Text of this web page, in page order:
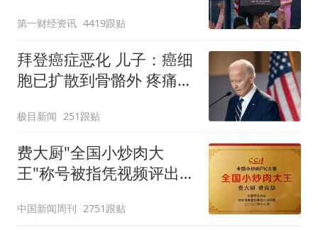
第一财经资讯 4419跟贴
拜登癌症恶化 儿子：癌细
胞已扩散到骨骼外 疼痛难
极目新闻 251跟贴
费大厨"全国小炒肉大
王"称号被指凭视频评出
中国新闻周刊 2751跟贴